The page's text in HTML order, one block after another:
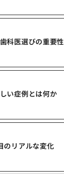
科医選びの重要性
い症例とは何か
のリアルな変化